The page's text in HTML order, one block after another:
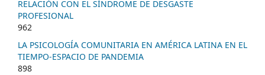
RELACIÓN CON EL SÍNDROME DE DESGASTE
PROFESIONAL
962
LA PSICOLOGÍA COMUNITARIA EN AMÉRICA LATINA EN EL
TIEMPO-ESPACIO DE PANDEMIA
898